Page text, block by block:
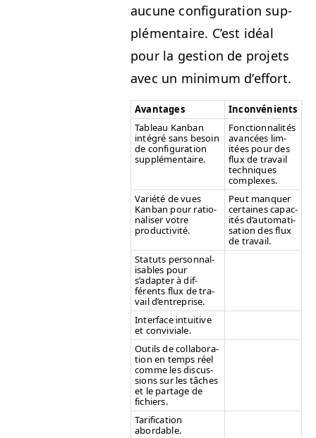
aucune con­fig­u­ra­tion sup­
plé­men­taire. C’est idéal
pour la ges­tion de pro­jets
avec un min­i­mum d’effort.
Avan­tages
Incon­vénients
Tableau Kan­ban
inté­gré sans besoin
de con­fig­u­ra­tion
supplémentaire.
Fonc­tion­nal­ités
avancées lim­
itées pour des
flux de tra­vail
tech­niques
complexes.
Var­iété de vues
Kan­ban pour ratio­
nalis­er votre
productivité.
Peut man­quer
cer­taines capac­
ités d’au­toma­ti­
sa­tion des flux
de travail.
Statuts per­son­nal­
is­ables pour
s’adapter à dif­
férents flux de tra­
vail d’entreprise.
Inter­face intu­itive
et conviviale.
Out­ils de col­lab­o­ra­
tion en temps réel
comme les dis­cus­
sions sur les tâch­es
et le partage de
fichiers.
Tar­i­fi­ca­tion
abordable.